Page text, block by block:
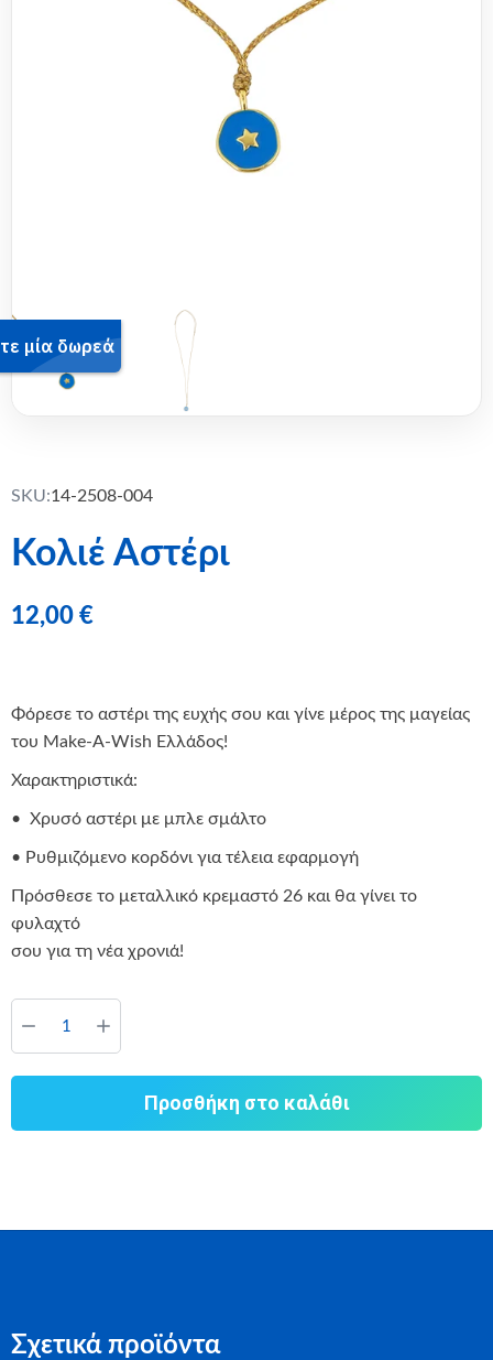
SKU:14-2508-004
Κολιέ Αστέρι
12,00 €
Φόρεσε το αστέρι της ευχής σου και γίνε μέρος της μαγείας
του Make-A-Wish Ελλάδος!
Χαρακτηριστικά:
• Χρυσό αστέρι με μπλε σμάλτο
• Ρυθμιζόμενο κορδόνι για τέλεια εφαρμογή
Πρόσθεσε το μεταλλικό κρεμαστό 26 και θα γίνει το
φυλαχτό
σου για τη νέα χρονιά!
Προσθήκη στο καλάθι
Σχετικά προϊόντα